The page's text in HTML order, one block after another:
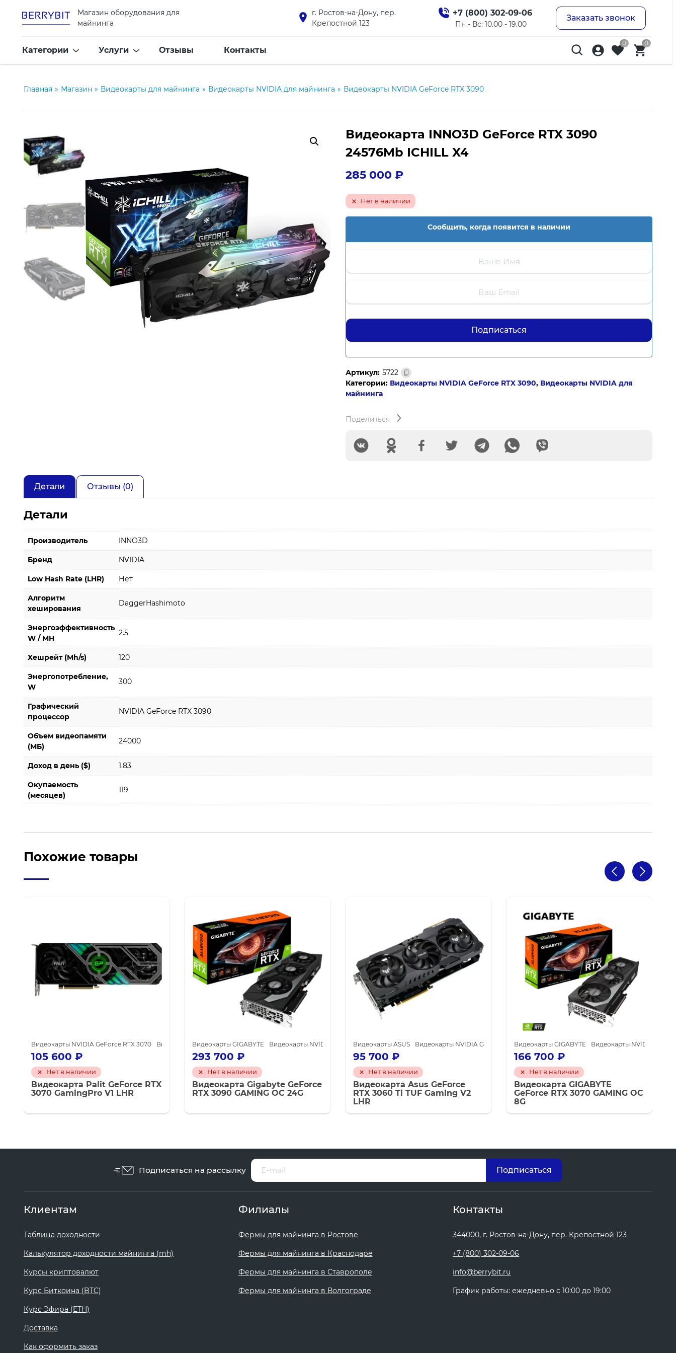
Магазин оборудования для
майнинга
г. Ростов-на-Дону, пер.
Крепостной 123
+7 (800) 302-09-06
Пн - Вс: 10.00 - 19.00
Заказать звонок
Категории Услуги Отзывы Контакты
0 0
Главная » Магазин » Видеокарты для майнинга » Видеокарты NVIDIA для майнинга » Видеокарты NVIDIA GeForce RTX 3090
Видеокарта INNO3D GeForce RTX 3090
24576Mb ICHILL X4
285 000 ₽
Нет в наличии
Сообщить, когда появится в наличии
Артикул: 5722
Категории: Видеокарты NVIDIA GeForce RTX 3090, Видеокарты NVIDIA для
майнинга
Поделиться
Детали Отзывы (0)
Детали
Производитель INNO3D
Бренд NVIDIA
Low Hash Rate (LHR) Нет
Алгоритм
хеширования
DaggerHashimoto
Энергоэффективность
W / MH
2.5
Хешрейт (Mh/s) 120
Энергопотребление,
W
300
Графический
процессор
NVIDIA GeForce RTX 3090
Объем видеопамяти
(МБ)
24000
Доход в день ($) 1.83
Окупаемость
(месяцев)
119
Похожие товары
GeForce GTX 1660 SUPER Видеокарты NVIDIA для майнинга
Видеокарты NVIDIA GeForce RTX 3070 Видеокарты NVIDIA для майнинга
105 600 ₽
Нет в наличии
Видеокарта Palit GeForce RTX
3070 GamingPro V1 LHR
Видеокарты GIGABYTE Видеокарты NVIDIA GeForce RTX 3090 Видеокарты NVIDIA для майнинга
293 700 ₽
Нет в наличии
Видеокарта Gigabyte GeForce
RTX 3090 GAMING OC 24G
Видеокарты ASUS Видеокарты NVIDIA GeForce RTX 3060 Ti Видеокарты NVIDIA для майнинга
95 700 ₽
Нет в наличии
Видеокарта Asus GeForce
RTX 3060 Ti TUF Gaming V2
LHR
Видеокарты GIGABYTE Видеокарты NVIDIA
166 700 ₽
Нет в наличии
Видеокарта GIGABYTE
GeForce RTX 3070 GAMING OC
8G
Подписаться на рассылку
Клиентам
Таблица доходности
Калькулятор доходности майнинга (mh)
Курсы криптовалют
Курс Биткоина (BTC)
Курс Эфира (ETH)
Доставка
Как оформить заказ
Филиалы
Фермы для майнинга в Ростове
Фермы для майнинга в Краснодаре
Фермы для майнинга в Ставрополе
Фермы для майнинга в Волгограде
Контакты
344000, г. Ростов-на-Дону, пер. Крепостной 123
+7 (800) 302-09-06
info@berrybit.ru
График работы: ежедневно с 10:00 до 19:00